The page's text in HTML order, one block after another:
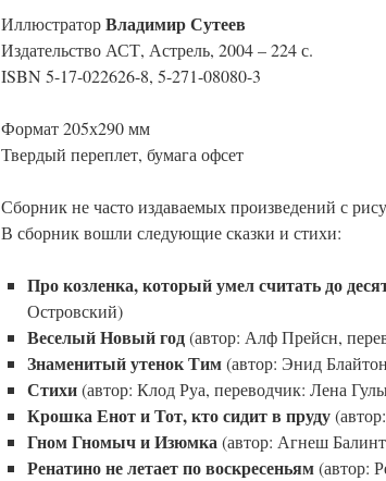
ИллюстраторВладимир Сутеев
Издательство АСТ, Астрель, 2004 – 224 с.
ISBN 5-17-022626-8, 5-271-08080-3
Формат 205х290 мм
Твердый переплет, бумага офсет
Сборник не часто издаваемых произведений с
В сборник вошли следующие сказки и стихи:
Про козленка, который умел считать до
Островский)
Веселый Новый год(автор: Алф Прейсн,
Знаменитый утенок Тим(автор: Энид
Стихи(автор: Клод Руа, переводчик: Лена
Крошка Енот и Тот, кто сидит в пруду
Гном Гномыч и Изюмка(автор: Агнеш
Ренатино не летает по воскресеньям(автор: